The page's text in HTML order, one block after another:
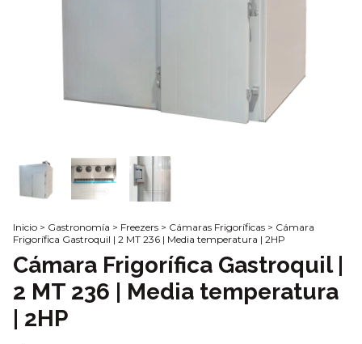
Inicio > Gastronomía > Freezers > Cámaras Frigoríficas > Cámara
Frigorífica Gastroquil | 2 MT 236 | Media temperatura | 2HP
Cámara Frigorífica Gastroquil |
2 MT 236 | Media temperatura
| 2HP